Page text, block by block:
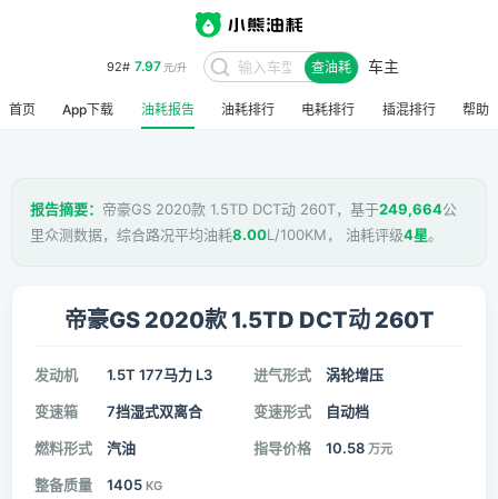
查油耗 车主
首页 App下载 油耗报告 油耗排行 电耗排行 插混排行 帮助
报告摘要： 帝豪GS 2020款 1.5TD DCT动 260T，基于249,664公
里众测数据，综合路况平均油耗8.00L/100KM， 油耗评级4星。
帝豪GS 2020款 1.5TD DCT动 260T
发动机 1.5T 177马力 L3 进气形式 涡轮增压
变速箱 7挡湿式双离合 变速形式 自动档
燃料形式 汽油 指导价格 10.58 万元
整备质量 1405 KG